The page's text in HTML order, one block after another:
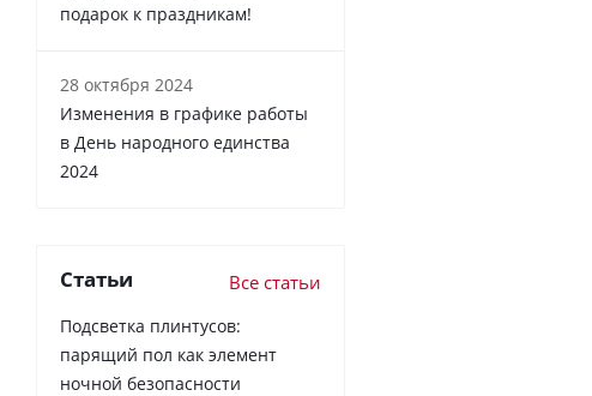
подарок к праздникам!
28 октября 2024
Изменения в графике работы
в День народного единства
2024
Статьи Все статьи
Подсветка плинтусов:
парящий пол как элемент
ночной безопасности